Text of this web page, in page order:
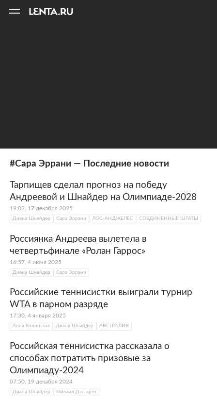
#Сара Эррани — Последние новости
Тарпищев сделал прогноз на победу
Андреевой и Шнайдер на Олимпиаде-2028
19:02, 17 декабря 2025
Диана Шнайдер Сара Эррани ЛОС-АНДЖЕЛЕС СОЕДИНЕННЫЕ ШТАТЫ
Россиянка Андреева вылетела в
четвертьфинале «Ролан Гаррос»
16:57, 4 июня 2025
Диана Шнайдер Сара Эррани
Российские теннисистки выиграли турнир
WTA в парном разряде
17:30, 4 января 2025
Анна Калинская Диана Шнайдер АВСТРАЛИЯ
Российская теннисистка рассказала о
способах потратить призовые за
Олимпиаду-2024
07:50, 19 декабря 2024
Диана Шнайдер Михаил Дегтярев